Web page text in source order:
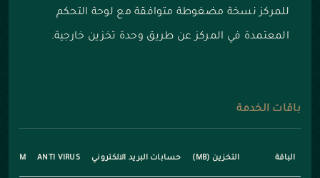
للمركز نسخة مضغوطة متوافقة مع لوحة التحكم
المعتمدة في المركز عن طريق وحدة تخزين خارجية.
باقات الخدمة
الباقة التخزين (MB) حسابات البريد الالكتروني ANTI VIRUS
SPAM